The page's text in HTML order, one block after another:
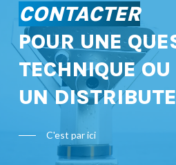
CONTACTER
POUR UNE
TECHNIQUE
UN
C'est par ici